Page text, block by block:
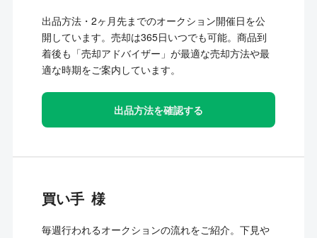
出品方法・2ヶ月先までのオークション開催日を公
開しています。売却は365日いつでも可能。商品到
着後も「売却アドバイザー」が最適な売却方法や最
適な時期をご案内しています。
出品方法を確認する
買い手
毎週行われるオークションの流れをご紹介。下見や